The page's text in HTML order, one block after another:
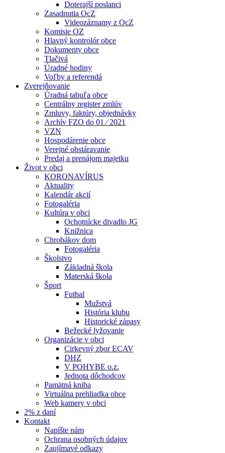
Doterajší poslanci
Zasadnutia OcZ
Videozáznamy z OcZ
Komisie OZ
Hlavný kontrolór obce
Dokumenty obce
Tlačivá
Úradné hodiny
Voľby a referendá
Zverejňovanie
Úradná tabuľa obce
Centrálny register zmlúv
Zmluvy, faktúry, objednávky
Archív FZO do 01 ⁄ 2021
VZN
Hospodárenie obce
Verejné obstáravanie
Predaj a prenájom majetku
Život v obci
KORONAVÍRUS
Aktuality
Kalendár akcií
Fotogaléria
Kultúra v obci
Ochotnícke divadlo JG
Knižnica
Chrobákov dom
Fotogaléria
Školstvo
Základná škola
Materská škola
Šport
Futbal
Mužstvá
História klubu
Historické zápasy
Bežecké lyžovanie
Organizácie v obci
Cirkevný zbor ECAV
DHZ
V POHYBE o.z.
Jednota dôchodcov
Pamätná kniha
Virtuálna prehliadka obce
Web kamery v obci
2% z daní
Kontakt
Napíšte nám
Ochrana osobných údajov
Zaujímavé odkazy